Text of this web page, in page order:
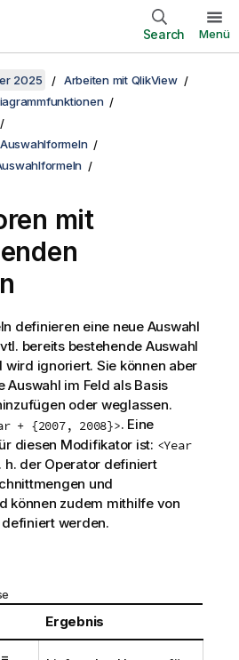
Search Menü
2025
Arbeiten mit QlikView
mit
definieren eine neue Auswahl
bereits bestehende Auswahl
wird ignoriert. Sie können aber
Auswahl im Feld als Basis
oder weglassen.
+ {2007, 2008}>. Eine
diesen Modifikator ist: <Year
h. der Operator definiert
und
können zudem mithilfe von
werden.
Ergebnis